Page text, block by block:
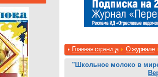
Главная страница О журнале
"Школьное молоко в